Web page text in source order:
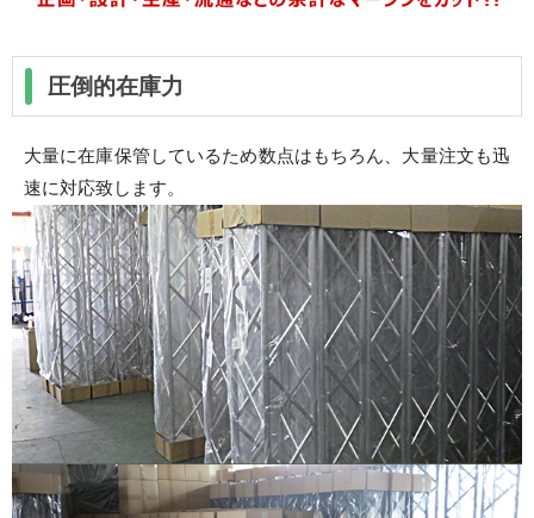
圧倒的在庫力
大量に在庫保管しているため数点はもちろん、大量注文も迅
速に対応致します。